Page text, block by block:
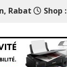
Rabat Shop